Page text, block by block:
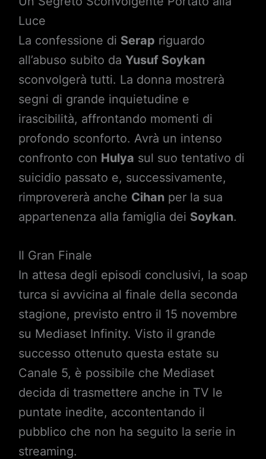
Luce
La confessione di Serap riguardo
all’abuso subito da Yusuf Soykan
sconvolgerà tutti. La donna mostrerà
segni di grande inquietudine e
irascibilità, affrontando momenti di
profondo sconforto. Avrà un intenso
confronto con Hulya sul suo tentativo di
suicidio passato e, successivamente,
rimprovererà anche Cihanper la sua
appartenenza alla famiglia dei Soykan.
Il Gran Finale
In attesa degli episodi conclusivi, la soap
turca si avvicina al finale della seconda
stagione, previsto entro il 15 novembre
su Mediaset Infinity. Visto il grande
successo ottenuto questa estate su
Canale 5, è possibile che Mediaset
decida di trasmettere anche in TV le
puntate inedite, accontentando il
pubblico che non ha seguito la serie in
streaming.